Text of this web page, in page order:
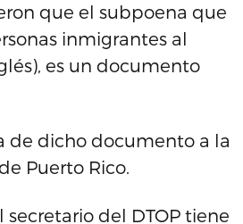
que el subpoena que
inmigrantes al
es un documento
de dicho documento a la
Puerto Rico.
del DTOP tiene